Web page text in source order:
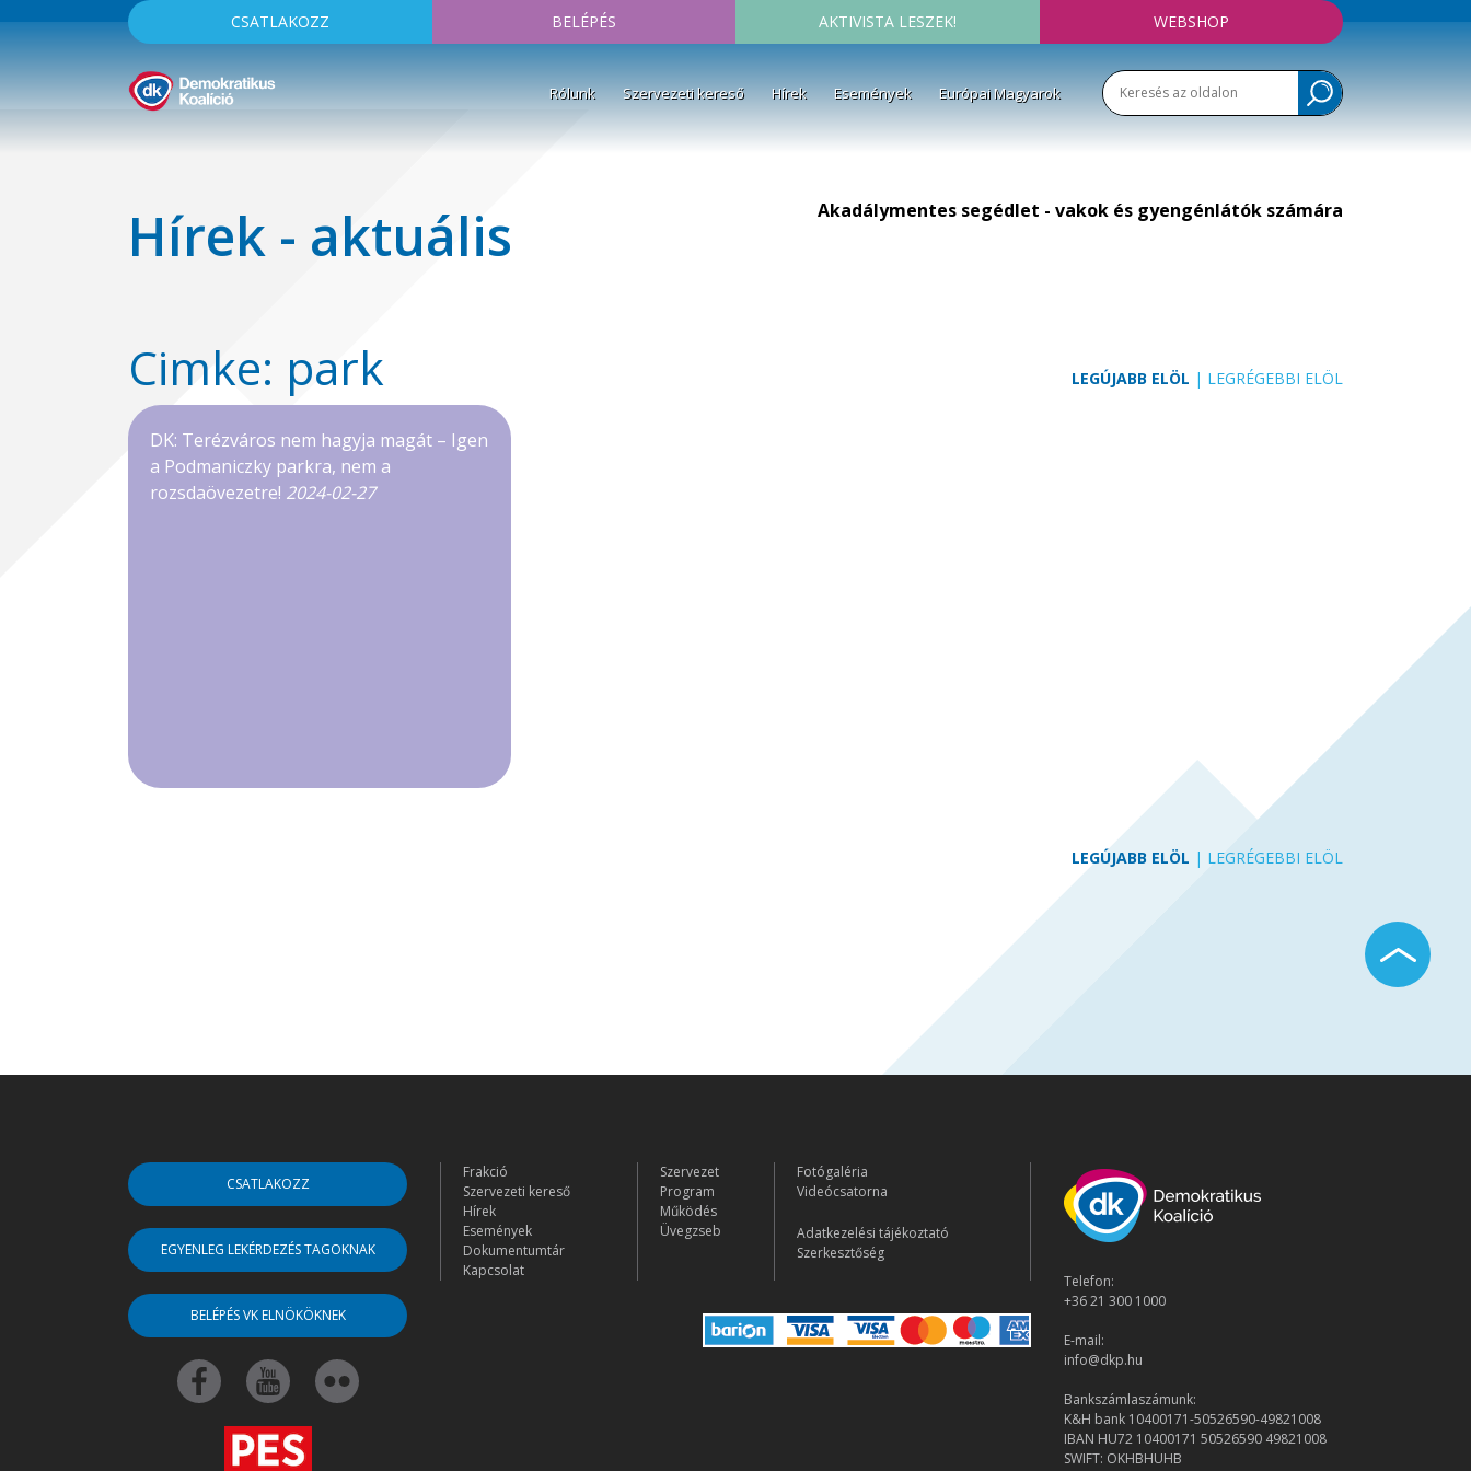
CSATLAKOZZ BELÉPÉS AKTIVISTA LESZEK! WEBSHOP
Rólunk Szervezeti kereső Hírek Események Európai Magyarok
Hírek - aktuális Akadálymentes segédlet - vakok és gyengénlátók számára
Cimke: park LEGÚJABB ELÖL | LEGRÉGEBBI ELÖL
DK: Terézváros nem hagyja magát – Igen
a Podmaniczky parkra, nem a
rozsdaövezetre! 2024-02-27
LEGÚJABB ELÖL | LEGRÉGEBBI ELÖL
CSATLAKOZZ
EGYENLEG LEKÉRDEZÉS TAGOKNAK
BELÉPÉS VK ELNÖKÖKNEK
Frakció
Szervezeti kereső
Hírek
Események
Dokumentumtár
Kapcsolat
Szervezet
Program
Működés
Üvegzseb
Fotógaléria
Videócsatorna
Adatkezelési tájékoztató
Szerkesztőség
Telefon:
+36 21 300 1000
E-mail:
info@dkp.hu
Bankszámlaszámunk:
K&H bank 10400171-50526590-49821008
IBAN HU72 10400171 50526590 49821008
SWIFT: OKHBHUHB